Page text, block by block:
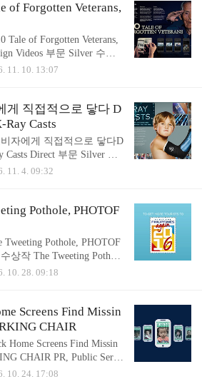
니다. 불행히도 많은 문화
아에서 1억명의 소녀들
가하고 있습니다.태아가
실은, 뿌리 깊은 문화의
성별 간 불균형이 많은 아
이 작품은 이러한 문제에
of Forgotten Veterans,
Tale of Forgotten Veterans,
Videos 부문 Silver 수상
여러 목적을 위해 시
에서는 2차 대전에서 싸
정부는 공적으로 그들의
있습니다. 2차 대전 이후
한 여러 정치적 문제 때문
의 평균 연령은 92세로,
가난 속에서 살아가고 있
11. 10. 13:07
게 직접적으로 닿다 D
Casts
자에게 직접적으로 닿다D
Direct 부문 Silver 수
을 대상으로 하여 그들과
트 광고 부문 silver를 수
인해 볼까요? 중국에서는
팔리고 있는데요.자동차
급격하게 증가 함에 따
10%씩 증가하고 있습니
안전 의식을 개선하고,
11. 4. 09:32
Pothole, PHOTOF
Pothole, PHOTOF
상작 The Tweeting Pothole
된 광고 중 전통적인 방식
수상작은 이 outdoor부분에
City 거리는 매우 손상
크게 신경을 쓰지 않고 있
불편함을 느껴야 했죠. 하
시할 생각은 하지 못하고
위터는 파나마에서 뉴스
10. 28. 09:18
Screens Find Missin
CHAIR
Home Screens Find Missin
CHAIR PR, Public Servi
Back Home Screens Find
10. 24. 17:08